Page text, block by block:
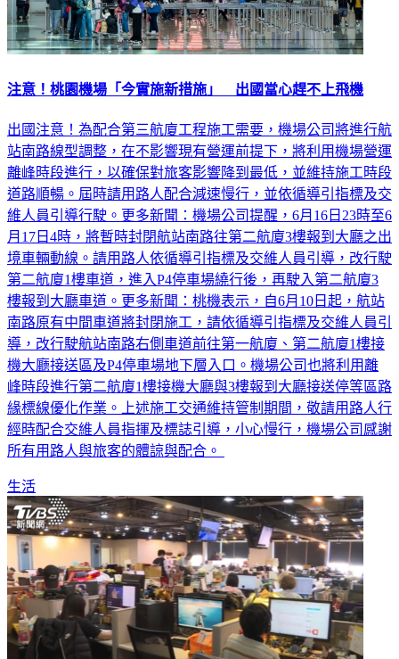
注意！桃園機場「今實施新措施」 出國當心趕不上飛機
出國注意！為配合第三航廈工程施工需要，機場公司將進行航
站南路線型調整，在不影響現有營運前提下，將利用機場營運
離峰時段進行，以確保對旅客影響降到最低，並維持施工時段
道路順暢。屆時請用路人配合減速慢行，並依循導引指標及交
維人員引導行駛。更多新聞：機場公司提醒，6月16日23時至6
月17日4時，將暫時封閉航站南路往第二航廈3樓報到大廳之出
境車輛動線。請用路人依循導引指標及交維人員引導，改行駛
第二航廈1樓車道，進入P4停車場繞行後，再駛入第二航廈3
樓報到大廳車道。更多新聞：桃機表示，自6月10日起，航站
南路原有中間車道將封閉施工，請依循導引指標及交維人員引
導，改行駛航站南路右側車道前往第一航廈、第二航廈1樓接
機大廳接送區及P4停車場地下層入口。機場公司也將利用離
峰時段進行第二航廈1樓接機大廳與3樓報到大廳接送停等區路
緣標線優化作業。上述施工交通維持管制期間，敬請用路人行
經時配合交維人員指揮及標誌引導，小心慢行，機場公司感謝
所有用路人與旅客的體諒與配合。
生活